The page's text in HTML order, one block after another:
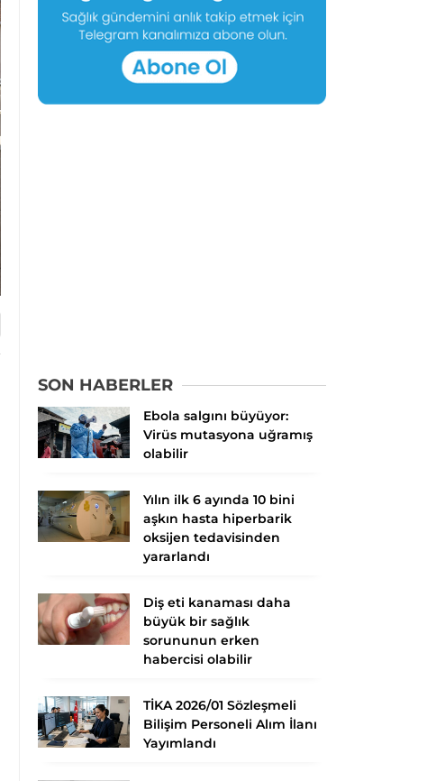
SON HABERLER
Ebola salgını büyüyor:
Virüs mutasyona uğramış
olabilir
Yılın ilk 6 ayında 10 bini
aşkın hasta hiperbarik
oksijen tedavisinden
yararlandı
Diş eti kanaması daha
büyük bir sağlık
sorununun erken
habercisi olabilir
TİKA 2026/01 Sözleşmeli
Bilişim Personeli Alım İlanı
Yayımlandı